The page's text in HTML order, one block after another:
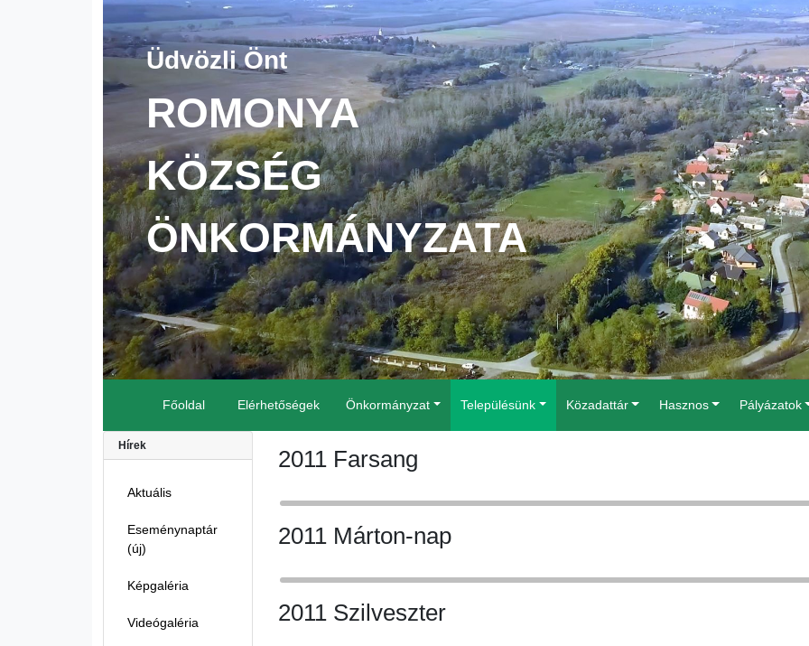
Üdvözli Önt
ROMONYA
KÖZSÉG
ÖNKORMÁNYZATA
Főoldal Elérhetőségek Önkormányzat Településünk Közadattár Hasznos Pályázatok
Hírek
Aktuális
Eseménynaptár
(új)
Képgaléria
Videógaléria
2011 Farsang
2011 Márton-nap
2011 Szilveszter